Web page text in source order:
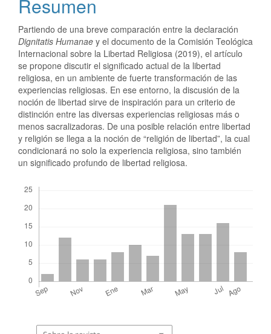
Resumen
Partiendo de una breve comparación entre la declaración
Dignitatis Humanae y el documento de la Comisión Teológica
Internacional sobre la Libertad Religiosa (2019), el artículo
se propone discutir el significado actual de la libertad
religiosa, en un ambiente de fuerte transformación de las
experiencias religiosas. En ese entorno, la discusión de la
noción de libertad sirve de inspiración para un criterio de
distinción entre las diversas experiencias religiosas más o
menos sacralizadoras. De una posible relación entre libertad
y religión se llega a la noción de “religión de libertad”, la cual
condicionará no solo la experiencia religiosa, sino también
un significado profundo de libertad religiosa.